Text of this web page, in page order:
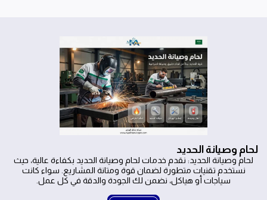
لحام وصيانة الحديد
لحام وصيانة الحديد: نقدم خدمات لحام وصيانة الحديد بكفاءة عالية، حيث
نستخدم تقنيات متطورة لضمان قوة ومتانة المشاريع. سواء كانت
سياجات أو هياكل، نضمن لك الجودة والدقة في كل عمل.